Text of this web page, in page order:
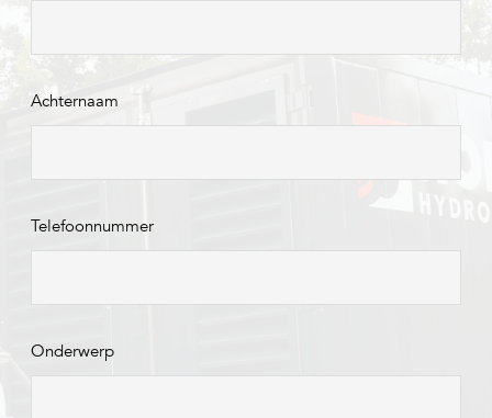
Achternaam
Telefoonnummer
Onderwerp